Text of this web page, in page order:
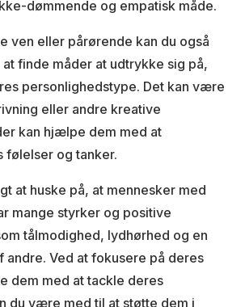
dømmende og empatisk måde.
ven eller pårørende kan du også
finde måder at udtrykke sig på,
personlighedstype. Det kan være
eller andre kreative
kan hjælpe dem med at
følelser og tanker.
at huske på, at mennesker med
mange styrker og positive
tålmodighed, lydhørhed og en
andre. Ved at fokusere på deres
dem med at tackle deres
du være med til at støtte dem i